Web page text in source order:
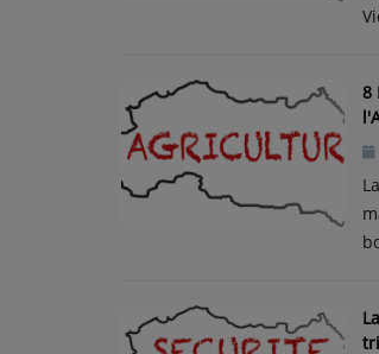
Titres diffusés
8